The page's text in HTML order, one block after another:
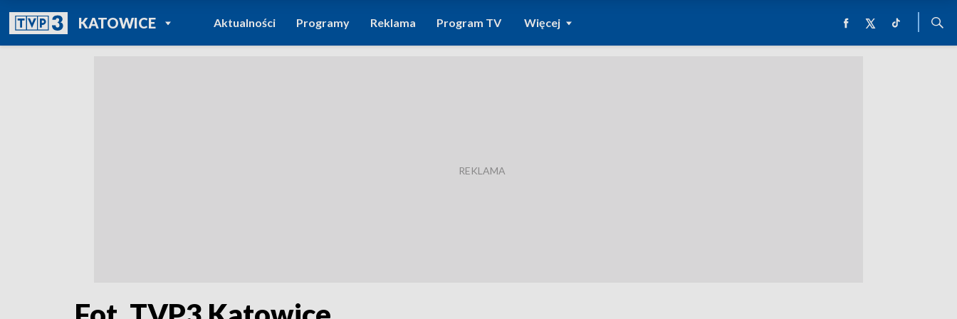
KATOWICEPOWRÓT DO
TVP REGIONY
Aktualności Programy Reklama Program TV Więcej